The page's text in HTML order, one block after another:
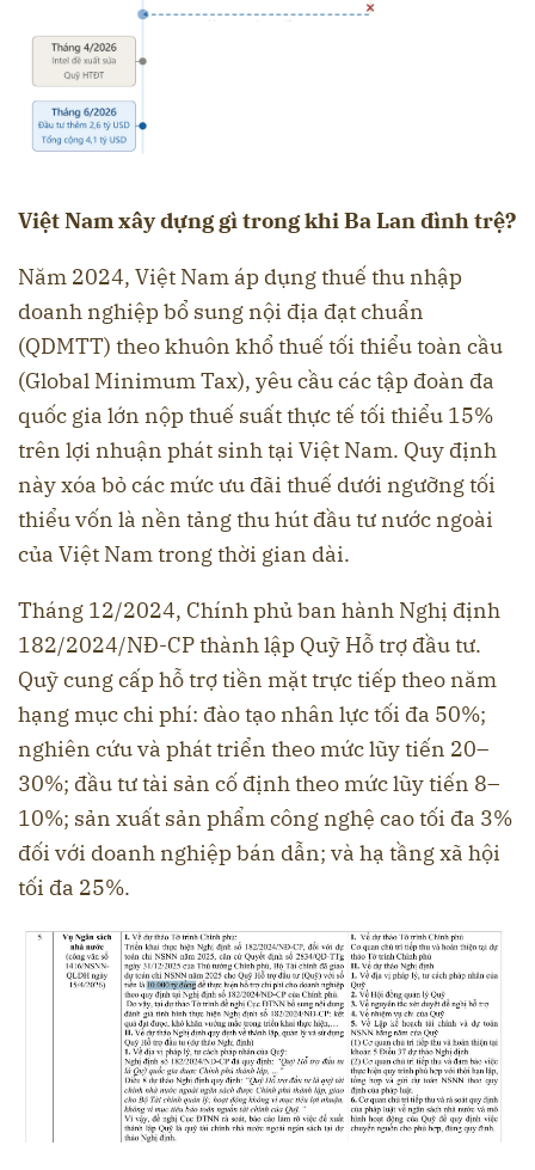
Việt Nam xây dựng gì trong khi Ba Lan đình trệ?
Năm 2024, Việt Nam áp dụng thuế thu nhập
doanh nghiệp bổ sung nội địa đạt chuẩn
(QDMTT) theo khuôn khổ thuế tối thiểu toàn cầu
(Global Minimum Tax), yêu cầu các tập đoàn đa
quốc gia lớn nộp thuế suất thực tế tối thiểu 15%
trên lợi nhuận phát sinh tại Việt Nam. Quy định
này xóa bỏ các mức ưu đãi thuế dưới ngưỡng tối
thiểu vốn là nền tảng thu hút đầu tư nước ngoài
của Việt Nam trong thời gian dài.
Tháng 12/2024, Chính phủ ban hành Nghị định
182/2024/NĐ-CP thành lập Quỹ Hỗ trợ đầu tư.
Quỹ cung cấp hỗ trợ tiền mặt trực tiếp theo năm
hạng mục chi phí: đào tạo nhân lực tối đa 50%;
nghiên cứu và phát triển theo mức lũy tiến 20–
30%; đầu tư tài sản cố định theo mức lũy tiến 8–
10%; sản xuất sản phẩm công nghệ cao tối đa 3%
đối với doanh nghiệp bán dẫn; và hạ tầng xã hội
tối đa 25%.